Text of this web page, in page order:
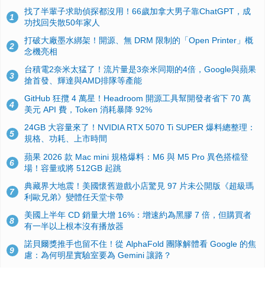
1
找了半輩子求助偵探都沒用！66歲加拿大男子靠ChatGPT，成
功找回失散50年家人
2
打破大廠墨水綁架！開源、無 DRM 限制的「Open Printer」概
念機亮相
3
台積電2奈米太猛了！流片量是3奈米同期的4倍，Google與蘋果
搶首發、輝達與AMD排隊等產能
4
GitHub 狂攬 4 萬星！Headroom 開源工具幫開發者省下 70 萬
美元 API 費，Token 消耗暴降 92%
5
24GB 大容量來了！NVIDIA RTX 5070 Ti SUPER 爆料總整理：
規格、功耗、上市時間
6
蘋果 2026 款 Mac mini 規格爆料：M6 與 M5 Pro 異色搭檔登
場！容量或將 512GB 起跳
7
典藏界大地震！美國懷舊遊戲小店驚見 97 片未公開版《超級瑪
利歐兄弟》變體任天堂卡帶
8
美國上半年 CD 銷量大增 16%：增速約為黑膠 7 倍，但購買者
有一半以上根本沒有播放器
9
諾貝爾獎推手也留不住！從 AlphaFold 團隊解體看 Google 的焦
慮：為何明星實驗室要為 Gemini 讓路？